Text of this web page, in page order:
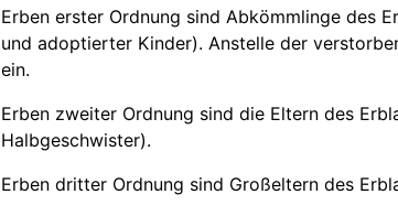
Erben erster Ordnung sind Abkömmlinge des
und adoptierter Kinder). Anstelle der
ein.
Erben zweiter Ordnung sind die Eltern des
Halbgeschwister).
Erben dritter Ordnung sind Großeltern des